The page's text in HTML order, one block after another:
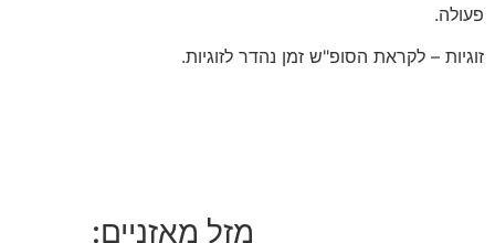
פעולה.
זוגיות – לקראת הסופ"ש זמן נהדר לזוגיות.
מזל מאזניים: